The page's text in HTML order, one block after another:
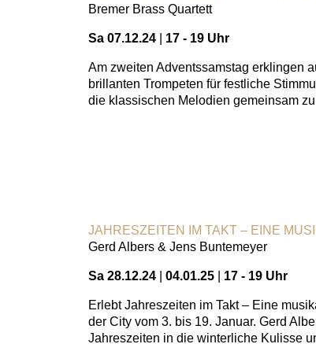
Bremer Brass Quartett
Sa 07.12.24 17 - 19 Uhr
Am zweiten Adventssamstag erklingen
brillanten Trompeten für festliche
die klassischen Melodien gemeinsam
JAHRESZEITEN IM TAKT – EINE
Gerd Albers & Jens Buntemeyer
Sa 28.12.24 04.01.25 17 - 19 Uhr
Erlebt Jahreszeiten im Takt – Eine
der City vom 3. bis 19. Januar. Gerd
Jahreszeiten in die winterliche Kulisse